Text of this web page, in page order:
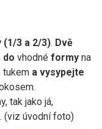
(1/3 a 2/3). Dvě
do vhodné formy na
tukem a vysypejte
tak jako já,
(viz úvodní foto)